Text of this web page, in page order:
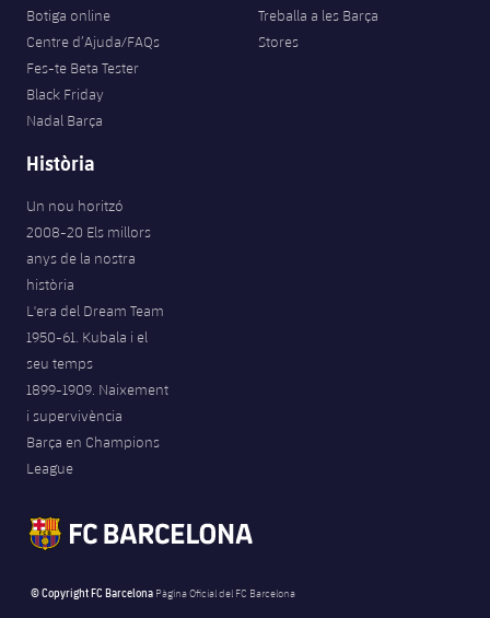
Botiga online
Centre d’Ajuda/FAQs
Fes-te Beta Tester
Black Friday
Nadal Barça
Treballa a les Barça
Stores
Història
Un nou horitzó
2008-20 Els millors
anys de la nostra
història
L'era del Dream Team
1950-61. Kubala i el
seu temps
1899-1909. Naixement
i supervivència
Barça en Champions
League
© Copyright FC Barcelona Pàgina Oficial del FC Barcelona